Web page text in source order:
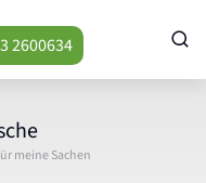
2600634
meine Sachen